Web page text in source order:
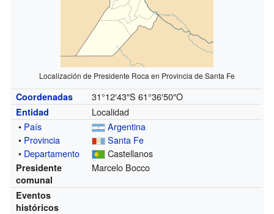
Localización de Presidente Roca en Provincia de Santa Fe
Coordenadas 31°12′43″S 61°36′50″O
Entidad
Localidad
• País
Argentina
• Provincia
Santa Fe
• Departamento Castellanos
Presidente
comunal
Marcelo Bocco
Eventos
históricos